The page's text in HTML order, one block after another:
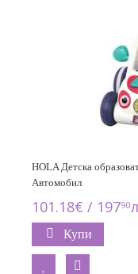
HOLA Детска
Автомобил
101.18€ / 19790
Купи